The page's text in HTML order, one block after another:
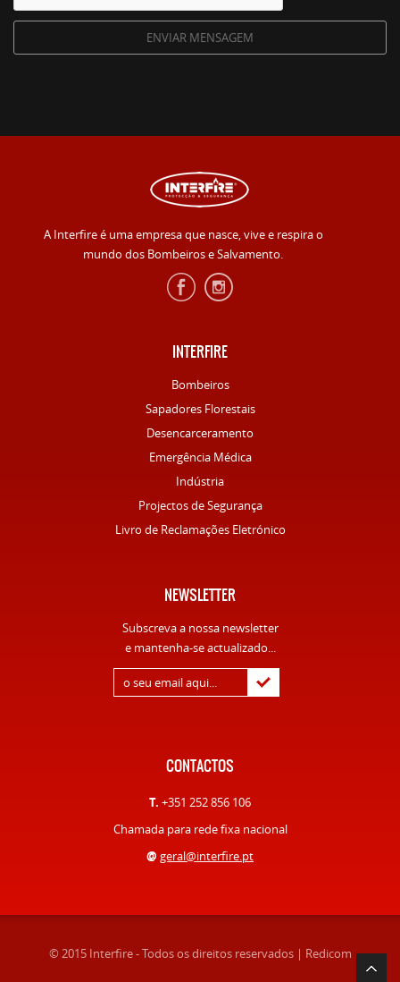
A Interfire é uma empresa que nasce, vive e respira o
mundo dos Bombeiros e Salvamento.
INTERFIRE
Bombeiros
Sapadores Florestais
Desencarceramento
Emergência Médica
Indústria
Projectos de Segurança
Livro de Reclamações Eletrónico
NEWSLETTER
Subscreva a nossa newsletter
e mantenha-se actualizado...
CONTACTOS
T. +351 252 856 106
Chamada para rede fixa nacional
@ geral@interfire.pt
© 2015 Interfire - Todos os direitos reservados | Redicom